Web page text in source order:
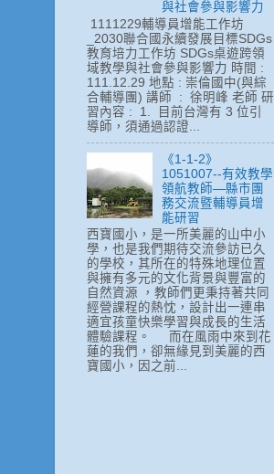
與社會參與影響力
1111229輔導員增能工作坊
_2030聯合國永續發展目標SDGs
教育培力工作坊 SDGs桌遊跨領
域教學與社會參與影響力 時間 :
111.12.29 地點 : 崇倫國中(與綜
合輔導團) 講師 : 徐明峰 老師 研
習內容 : 1. 目前台灣有 3 位引
導師，須通過認證...
《1-1-2》
1051007--有效教學
領航教師—縣市團
務交流暨輔導員增
能研習
西寶國小，是一所美麗的山中小
學，也是我們期待交流參訪已久
的學校，其所在的特殊地理位置
與擁有多元的文化背景與豐富的
自然資源 ，教師們更秉持著共同
經營課程的熱忱，設計出一連串
適宜孩童快樂學習與成長的生活
體驗課程。 而在風雨中來到花
蓮的我們，卻無緣見到美麗的西
寶國小，因之前...